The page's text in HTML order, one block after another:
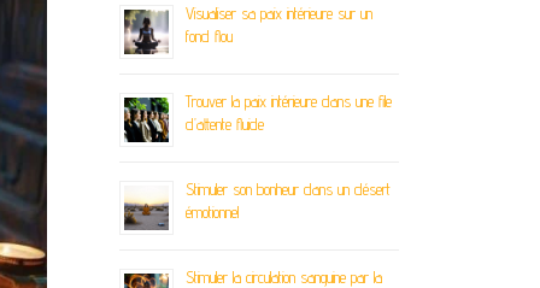
Visualiser sa paix intérieure sur un
fond flou
Trouver la paix intérieure dans une file
d’attente fluide
Stimuler son bonheur dans un désert
émotionnel
Stimuler la circulation sanguine par la